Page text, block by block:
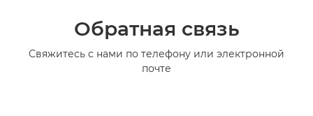
Обратная связь
Свяжитесь с нами по телефону или электронной
почте